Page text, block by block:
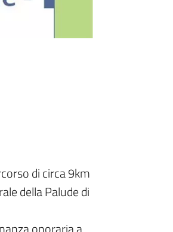
di circa 9km
della Palude di